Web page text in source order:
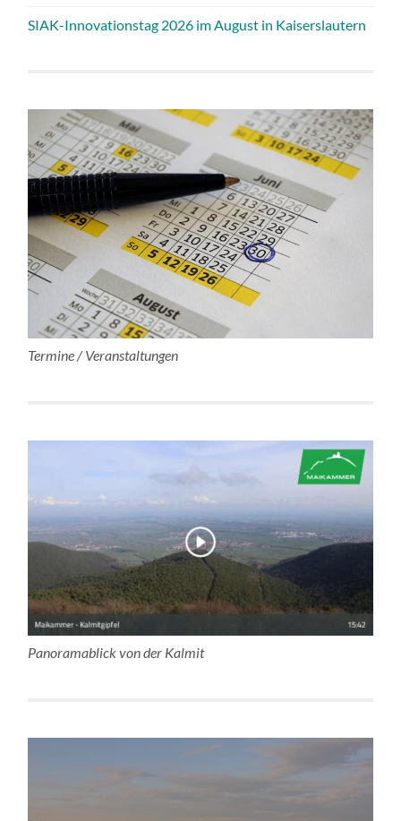
SIAK-Innovationstag 2026 im August in Kaiserslautern
Termine / Veranstaltungen
Panoramablick von der Kalmit